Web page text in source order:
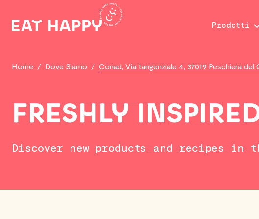
MAIN
Prodotti
Home / Dove Siamo / Conad, Via tangenziale 4, 37019 Peschiera del
FRESHLY
Discover new products and recipes in